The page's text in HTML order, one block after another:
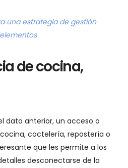
una estrategia de gestión
de cocina,
dato anterior, un acceso o
coctelería, repostería o
que les permite a los
desconectarse de la